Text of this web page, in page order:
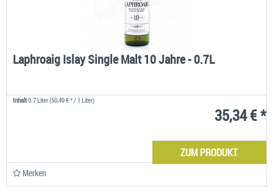
Laphroaig Islay Single Malt 10 Jahre - 0.7L
Inhalt0.7 Liter(50,49 € * / 1 Liter)
35,34 € *
ZUM PRODUKT
Merken